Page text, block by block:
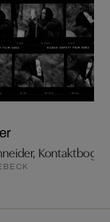
Kontaktbogen